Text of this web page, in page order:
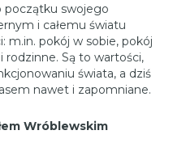
początku swojego
i całemu światu
m.in. pokój w sobie, pokój
rodzinne. Są to wartości,
świata, a dziś
nawet i zapomniane.
Wróblewskim